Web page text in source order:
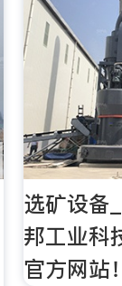
选矿设备
邦工业科
官方网站